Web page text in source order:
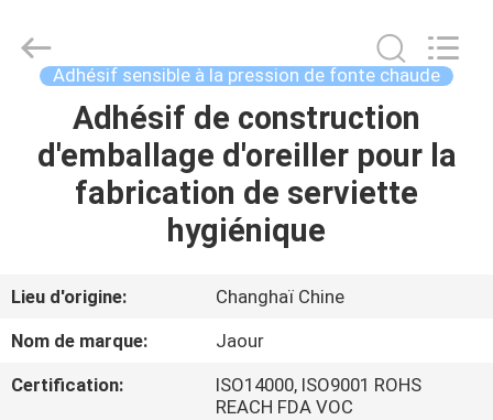
MAISON
PRODUITS
PROPOS
DE
NOUS
Jaour
Adhesive
Products
Adhésif sensible à la pression de fonte chaude
Adhésif de construction
d'emballage d'oreiller pour la
fabrication de serviette
hygiénique
Lieu d'origine:
Changhaï Chine
Nom de marque:
Jaour
Certification:
ISO14000, ISO9001 ROHS
REACH FDA VOC